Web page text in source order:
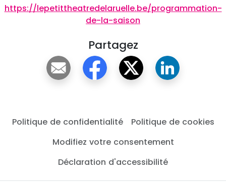
https://lepetittheatredelaruelle.be/programmation-
de-la-saison
Partagez
Politique de confidentialité
Politique de cookies
Modifiez votre consentement
Déclaration d'accessibilité